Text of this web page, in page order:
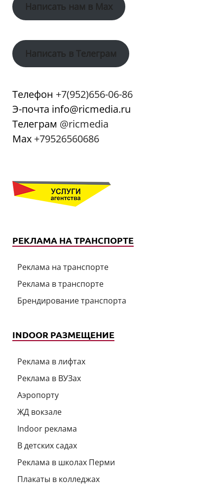
Написать нам в Max
Написать в Телеграм
Телефон +7(952)656-06-86
Э-почта info@ricmedia.ru
Телеграм @ricmedia
Мах +79526560686
РЕКЛАМА НА ТРАНСПОРТЕ
Реклама на транспорте
Реклама в транспорте
Брендирование транспорта
INDOOR РАЗМЕЩЕНИЕ
Реклама в лифтах
Реклама в ВУЗах
Аэропорту
ЖД вокзале
Indoor реклама
В детских садах
Реклама в школах Перми
Плакаты в колледжах